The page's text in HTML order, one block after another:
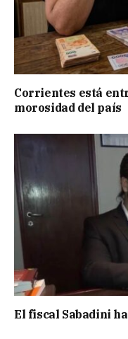
Corrientes está
morosidad del país
El fiscal Sabadini